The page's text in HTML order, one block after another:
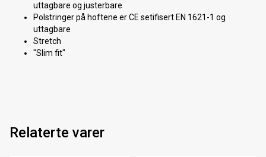
uttagbare og justerbare
Polstringer på hoftene er CE setifisert EN 1621-1 og
uttagbare
Stretch
"Slim fit"
Relaterte varer